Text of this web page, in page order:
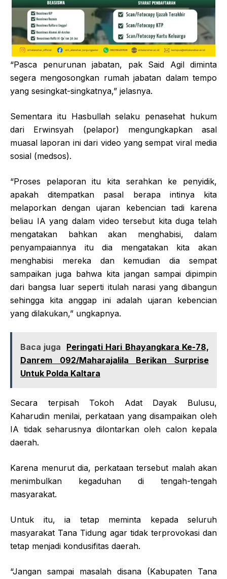
“Pasca penurunan jabatan, pak Said Agil diminta
segera mengosongkan rumah jabatan dalam tempo
yang sesingkat-singkatnya,” jelasnya.
Sementara itu Hasbullah selaku penasehat hukum
dari Erwinsyah (pelapor) mengungkapkan asal
muasal laporan ini dari video yang sempat viral media
sosial (medsos).
“Proses pelaporan itu kita serahkan ke penyidik,
apakah ditempatkan pasal berapa intinya kita
melaporkan dengan ujaran kebencian tadi karena
beliau IA yang dalam video tersebut kita duga telah
mengatakan bahkan akan menghabisi, dalam
penyampaiannya itu dia mengatakan kita akan
menghabisi mereka dan kemudian dia sempat
sampaikan juga bahwa kita jangan sampai dipimpin
dari bangsa luar seperti itulah narasi yang dibangun
sehingga kita anggap ini adalah ujaran kebencian
yang dilakukan,” ungkapnya.
Baca juga
Peringati Hari Bhayangkara Ke-78,
Danrem 092/Maharajalila Berikan Surprise
Untuk Polda Kaltara
Secara terpisah Tokoh Adat Dayak Bulusu,
Kaharudin menilai, perkataan yang disampaikan oleh
IA tidak seharusnya dilontarkan oleh calon kepala
daerah.
Karena menurut dia, perkataan tersebut malah akan
menimbulkan kegaduhan di tengah-tengah
masyarakat.
Untuk itu, ia tetap meminta kepada seluruh
masyarakat Tana Tidung agar tidak terprovokasi dan
tetap menjadi kondusifitas daerah.
“Jangan sampai masalah disana (Kabupaten Tana